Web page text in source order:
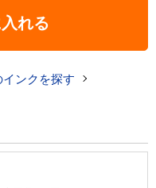
れる
ンクを探す